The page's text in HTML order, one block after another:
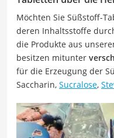
Möchten Sie Süßstoff-
deren Inhaltsstoffe
die Produkte aus
besitzen mitunter
für die Erzeugung der
Saccharin, Sucralose,